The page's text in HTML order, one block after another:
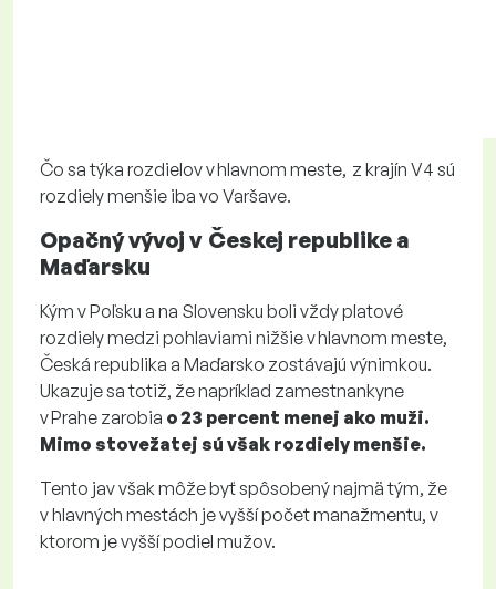
Čo sa týka rozdielov v hlavnom meste, z krajín V4 sú
rozdiely menšie iba vo Varšave.
Opačný vývoj v Českej republike a
Maďarsku
Kým v Poľsku a na Slovensku boli vždy platové
rozdiely medzi pohlaviami nižšie v hlavnom meste,
Česká republika a Maďarsko zostávajú výnimkou.
Ukazuje sa totiž, že napríklad zamestnankyne
v Prahe zarobia o 23 percent menej ako muži.
Mimo stovežatej sú však rozdiely menšie.
Tento jav však môže byť spôsobený najmä tým, že
v hlavných mestách je vyšší počet manažmentu, v
ktorom je vyšší podiel mužov.